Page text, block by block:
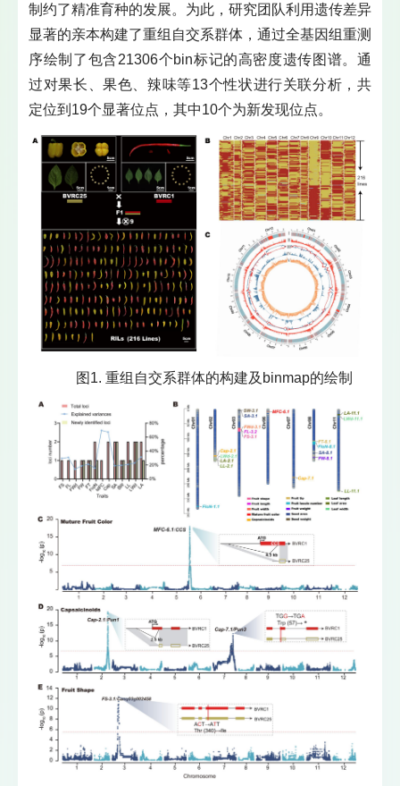
制约了精准育种的发展。为此，研究团队利用遗传差异
显著的亲本构建了重组自交系群体，通过全基因组重测
序绘制了包含21306个bin标记的高密度遗传图谱。通
过对果长、果色、辣味等13个性状进行关联分析，共
定位到19个显著位点，其中10个为新发现位点。
图1. 重组自交系群体的构建及binmap的绘制